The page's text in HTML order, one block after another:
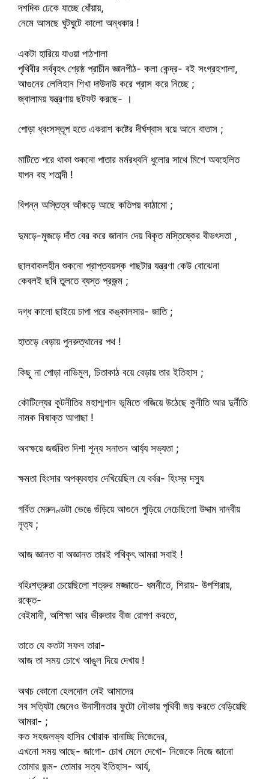
দশদিক ঢেকে যাচ্ছে ধোঁয়ায়,
নেমে আসছে ঘুটঘুটে কালো অন্ধকার !
একটা হারিয়ে যাওয়া পাঠশালা
পৃথিবীর সর্ববৃহৎ শ্রেষ্ঠ প্রাচীন জ্ঞানপীঠ- কলা কেন্দ্র- বই সংগ্রহশালা,
আগুনের লেলিহান শিখা দাউদাউ করে গ্রাস করে নিচ্ছে ;
জ্বালাময় যন্ত্রণায় ছটফট করছে- ।
পোড়া ধ্বংসস্তূপ হতে একরাশ কষ্টের দীর্ঘশ্বাস বয়ে আনে বাতাস ;
মাটিতে পরে থাকা শুকনো পাতার মর্মরধ্বনি ধুলোর সাথে মিশে অবহেলিত
যাপন বহু শতাব্দী !
বিপন্ন অস্তিত্ব আঁকড়ে আছে কতিপয় কাঠামো ;
দুমড়ে-মুজড়ে দাঁত বের করে জানান দেয় বিকৃত মস্তিষ্কের বীভৎসতা ,
ছালবাকলহীন শুকনো প্রাপ্তবয়স্ক গাছটার যন্ত্রণা কেউ বোঝেনা
কেবলই ছবি তুলতে ব্যস্ত প্রজন্ম ;
দগ্ধ কালো ছাইয়ে চাপা পরে কঙ্কালসার- জাতি ;
হাতড়ে বেড়ায় পুনরুত্থানের পথ !
কিছু না পোড়া নাভিমূল, চিতাকাঠ বয়ে বেড়ায় তার ইতিহাস ;
কৌটিল্যের কূটনীতির মহাশ্মশান ভূমিতে গজিয়ে উঠেছে কুনীতি আর দুর্নীতি
নামক বিষাক্ত আগাছা !
অবক্ষয়ে জর্জরিত দিশা শূন্য সনাতন আর্য্য সভ্যতা ;
ক্ষমতা হিংসার অপব্যবহার দেখিয়েছিল যে বর্বর- হিংস্র দস্যু
গর্বিত মেরুদণ্ডটা ভেঙে গুঁড়িয়ে আগুনে পুড়িয়ে নেচেছিলো উদ্দাম দানবীয়
নৃত্য ;
আজ জ্ঞানত বা অজ্ঞানত তারই পথিকৃৎ আমরা সবাই !
বহিঃশত্রুরা চেয়েছিলো শত্রুর মজ্জাতে- ধমনীতে, শিরায়- উপশিরায়,
রক্তে-
বেইমানী, অশিক্ষা আর ভীরুতার বীজ রোপণ করতে,
তাতে যে কতটা সফল তারা-
আজ তা সময় চোখে আঙুল দিয়ে দেখায় !
অথচ কোনো হেলদোল নেই আমাদের
সব সত্যিটা জেনেও উদাসীনতার ফুটো নৌকায় পৃথিবী জয় করতে বেড়িয়েছি
আমরা- ;
কত সহজলভ্য হাসির খোরাক বানাচ্ছি নিজেদের,
এখনো সময় আছে- জাগো- চোখ মেলে দেখো- নিজেকে নিজে জানো
তোমার জন্ম- তোমার সত্য ইতিহাস- আর্য,